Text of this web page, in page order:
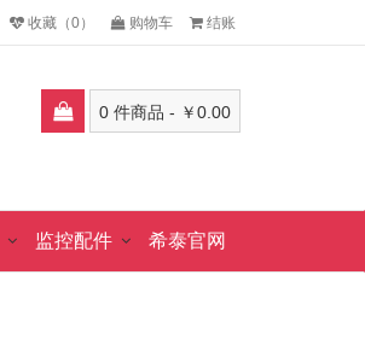
收藏（0） 购物车 结账
0 件商品 - ￥0.00
监控配件 希泰官网